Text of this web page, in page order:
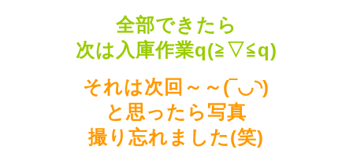
全部できたら
次は入庫作業q(≧▽≦q)
それは次回～～(‾◡◝)
と思ったら写真
撮り忘れました(笑)